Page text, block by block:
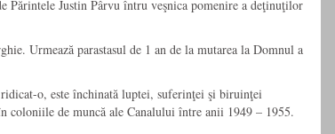
Părintele Justin Pârvu întru veşnica pomenire a deţinuţilor
Urmează parastasul de 1 an de la mutarea la Domnul a
o, este închinată luptei, suferinţei şi biruinţei
de muncă ale Canalului între anii 1949 – 1955.